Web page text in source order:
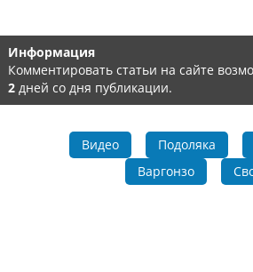
Информация
Комментировать статьи на сайте
2 дней со дня публикации.
Видео Подоляка
Варгонзо